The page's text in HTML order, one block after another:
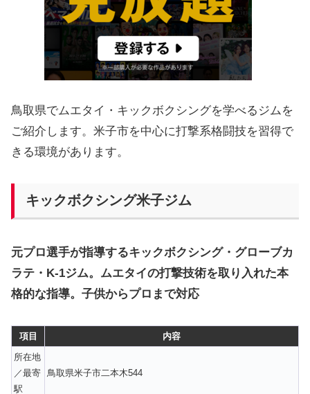
鳥取県でムエタイ・キックボクシングを学べるジムを
ご紹介します。米子市を中心に打撃系格闘技を習得で
きる環境があります。
キックボクシング米子ジム
元プロ選手が指導するキックボクシング・グローブカ
ラテ・K-1ジム。ムエタイの打撃技術を取り入れた本
格的な指導。子供からプロまで対応
項目
内容
所在地
／最寄
駅
鳥取県米子市二本木544